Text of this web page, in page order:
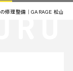
修理整備｜GARAGE 松山